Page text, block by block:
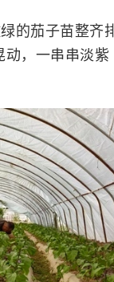
的茄子苗整齐
，一串串淡紫